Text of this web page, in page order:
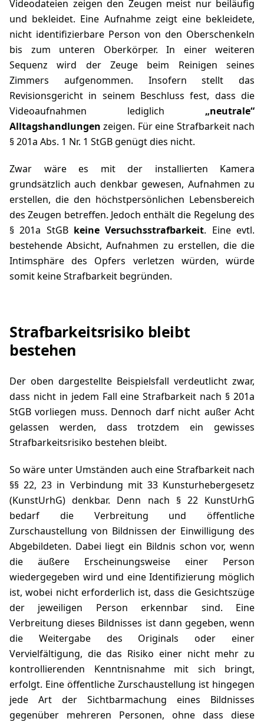
Videodateien zeigen den Zeugen meist nur beiläufig
und bekleidet. Eine Aufnahme zeigt eine bekleidete,
nicht identifizierbare Person von den Oberschenkeln
bis zum unteren Oberkörper. In einer weiteren
Sequenz wird der Zeuge beim Reinigen seines
Zimmers aufgenommen. Insofern stellt das
Revisionsgericht in seinem Beschluss fest, dass die
Videoaufnahmen lediglich „neutrale“
Alltagshandlungen zeigen. Für eine Strafbarkeit nach
§ 201a Abs. 1 Nr. 1 StGBgenügt dies nicht.
Zwar wäre es mit der installierten Kamera
grundsätzlich auch denkbar gewesen, Aufnahmen zu
erstellen, die den höchstpersönlichen Lebensbereich
des Zeugen betreffen. Jedoch enthält die Regelung des
§ 201a StGB keine Versuchsstrafbarkeit. Eine evtl.
bestehende Absicht, Aufnahmen zu erstellen, die die
Intimsphäre des Opfers verletzen würden, würde
somit keine Strafbarkeit begründen.
Strafbarkeitsrisiko bleibt
bestehen
Der oben dargestellte Beispielsfall verdeutlicht zwar,
dass nicht in jedem Fall eine Strafbarkeit nach § 201a
StGB vorliegen muss. Dennoch darf nicht außer Acht
gelassen werden, dass trotzdem ein gewisses
Strafbarkeitsrisiko bestehen bleibt.
So wäre unter Umständen auch eine Strafbarkeit nach
§§ 22, 23 in Verbindung mit 33 Kunsturhebergesetz
(KunstUrhG) denkbar. Denn nach § 22 KunstUrhG
bedarf die Verbreitung und öffentliche
Zurschaustellung von Bildnissen der Einwilligung des
Abgebildeten. Dabei liegt ein Bildnis schon vor, wenn
die äußere Erscheinungsweise einer Person
wiedergegeben wird und eine Identifizierung möglich
ist, wobei nicht erforderlich ist, dass die Gesichtszüge
der jeweiligen Person erkennbar sind. Eine
Verbreitung dieses Bildnisses ist dann gegeben, wenn
die Weitergabe des Originals oder einer
Vervielfältigung, die das Risiko einer nicht mehr zu
kontrollierenden Kenntnisnahme mit sich bringt,
erfolgt. Eine öffentliche Zurschaustellung ist hingegen
jede Art der Sichtbarmachung eines Bildnisses
gegenüber mehreren Personen, ohne dass diese